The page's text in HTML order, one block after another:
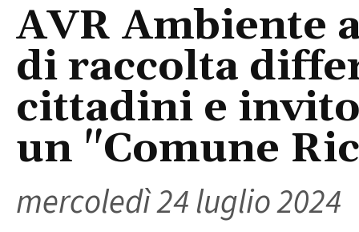
AVR Ambiente
di raccolta
cittadini e
un "Comune
mercoledì 24 luglio 2024